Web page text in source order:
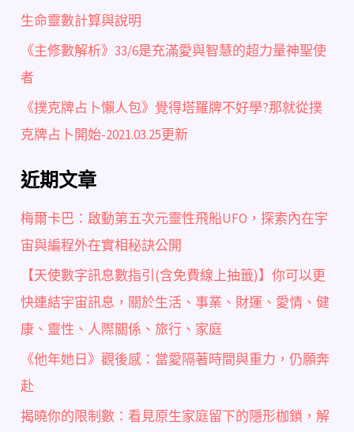
生命靈數計算與說明
《主修數解析》33/6是充滿愛與智慧的超力量神聖使
者
《撲克牌占卜懶人包》覺得塔羅牌不好學?那就從撲
克牌占卜開始-2021.03.25更新
近期文章
梅爾卡巴：啟動第五次元靈性飛船UFO，探索內在宇
宙與編程外在實相秘訣公開
【天使數字訊息數指引(含免費線上抽籤)】你可以更
快連結宇宙訊息，關於生活、事業、財運、愛情、健
康、靈性、人際關係、旅行、家庭
《他年她日》觀後感：當愛隔著時間與重力，仍願奔
赴
揭曉你的限制數：看見原生家庭留下的隱形枷鎖，解